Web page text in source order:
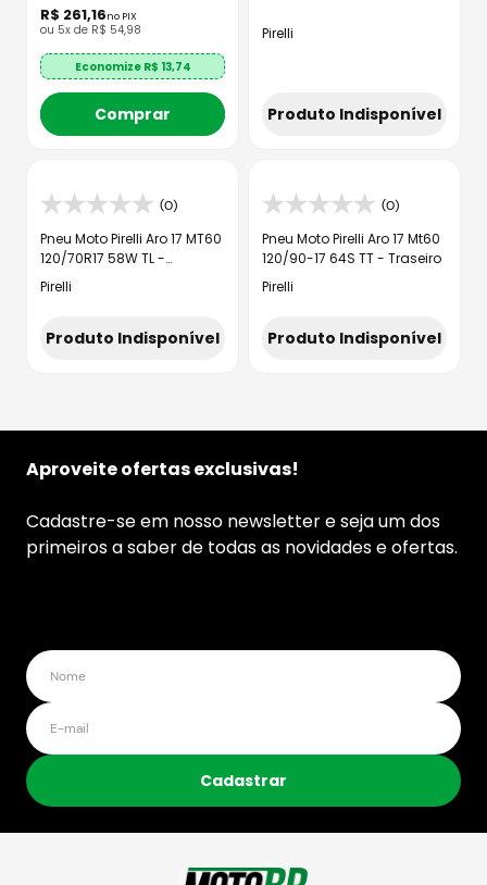
R$ 261,16no PIX
ou 5x de R$ 54,98
Economize R$ 13,74
Comprar
Pirelli
Produto Indisponível
(0)
Pneu Moto Pirelli Aro 17 MT60
120/70R17 58W TL -
Dianteiro
Pirelli
Produto Indisponível
(0)
Pneu Moto Pirelli Aro 17 Mt60
120/90-17 64S TT - Traseiro
Pirelli
Produto Indisponível
Aproveite ofertas exclusivas!
Cadastre-se em nosso newsletter e seja um dos
primeiros a saber de todas as novidades e ofertas.
Cadastrar